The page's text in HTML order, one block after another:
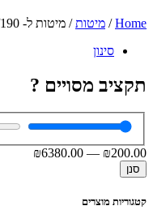
Home
/ מיטות/ מיטות ל- 120/190
סינון
תקציב מסויים ?
₪200.00
—
₪6380.00
סנן
קטגוריות מוצרים